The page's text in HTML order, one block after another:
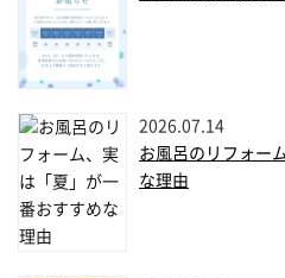
2026.07.14
お風呂のリフォー
な理由